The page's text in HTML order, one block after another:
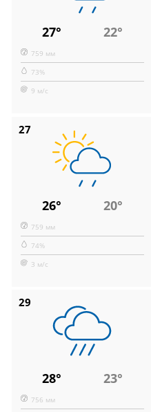
27° 22°
759 мм
73%
9 м/с
27
26° 20°
759 мм
74%
3 м/с
29
28° 23°
756 мм